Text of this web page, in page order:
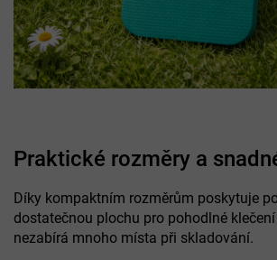
Praktické rozměry a
Díky kompaktním rozměrům poskytuje
dostatečnou plochu pro pohodlné
nezabírá mnoho místa při skladování.